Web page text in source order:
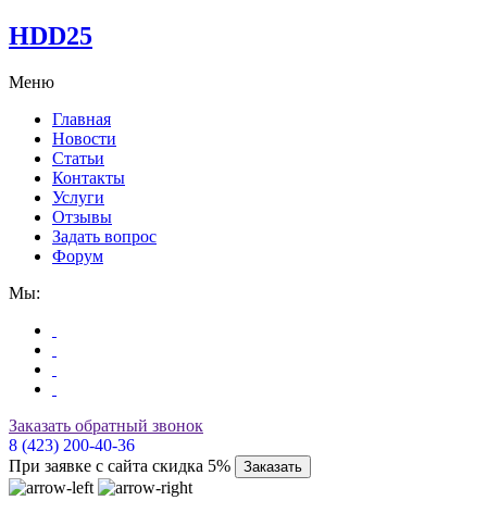
HDD25
Меню
Главная
Новости
Статьи
Контакты
Услуги
Отзывы
Задать вопрос
Форум
Мы:
Заказать обратный звонок
8 (423) 200-40-36
При заявке с сайта скидка 5%
Заказать